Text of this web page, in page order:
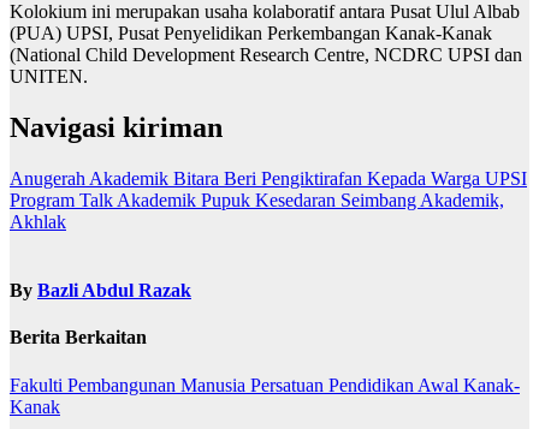
Kolokium ini merupakan usaha kolaboratif antara Pusat Ulul Albab
(PUA) UPSI, Pusat Penyelidikan Perkembangan Kanak-Kanak
(National Child Development Research Centre, NCDRC UPSI dan
UNITEN.
Navigasi kiriman
Anugerah Akademik Bitara Beri Pengiktirafan Kepada Warga UPSI
Program Talk Akademik Pupuk Kesedaran Seimbang Akademik,
Akhlak
By Bazli Abdul Razak
Berita Berkaitan
Fakulti Pembangunan Manusia Persatuan Pendidikan Awal Kanak-
Kanak